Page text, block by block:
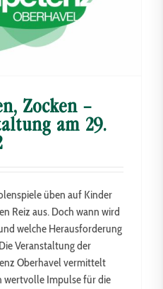
Zocken –
am 29.
üben auf Kinder
Reiz aus. Doch wann wird
welche Herausforderung
Veranstaltung der
Oberhavel vermittelt
wertvolle Impulse für die